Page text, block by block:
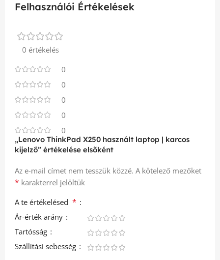
Felhasználói Értékelések
0 értékelés
0
0
0
0
0
„Lenovo ThinkPad X250 használt laptop | karcos
kijelző” értékelése elsőként
Az e-mail címet nem tesszük közzé. A kötelező mezőket
* karakterrel jelöltük
A te értékelésed *
Ár-érték arány
Tartósság
Szállítási sebesség